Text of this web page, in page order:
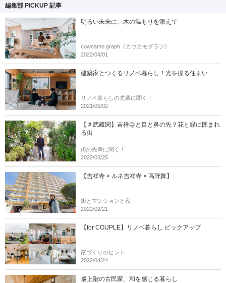
編集部 PICKUP 記事
明るい未来に、木の温もりを添えて
cowcamo graph《カウカモグラフ》
2022/04/01
建築家とつくるリノベ暮らし！光を操る住まい
リノベ暮らしの先輩に聞く！
2021/05/02
【＃武蔵関】吉祥寺と目と鼻の先？花と緑に囲まれ
る街
街の先輩に聞く！
2022/03/25
【吉祥寺 × ルネ吉祥寺 × 高野舞】
街とマンションと私
2022/02/21
【for COUPLE】リノベ暮らし ピックアップ
家づくりのヒント
2022/04/24
最上階の古民家、和を感じる暮らし